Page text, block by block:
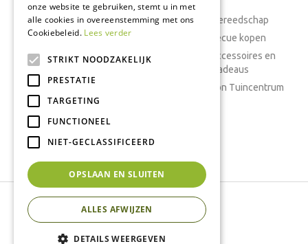
Tuincentrum
Dierenwinkel
Tuinplanten
Tuingereedschap
Barbecue kopen
Woonaccessoires en
cadeaus
Cadeaubon Tuincentrum
Kamerplanten
Moestuin
Boeketten
Tuincentrum Interflower
Tuincentrum Overzicht
onze website te gebruiken, stemt u in met
alle cookies in overeenstemming met ons
Cookiebeleid. Lees verder
STRIKT NOODZAKELIJK
PRESTATIE
TARGETING
FUNCTIONEEL
NIET-GECLASSIFICEERD
OPSLAAN EN SLUITEN
ALLES AFWIJZEN
DETAILS WEERGEVEN